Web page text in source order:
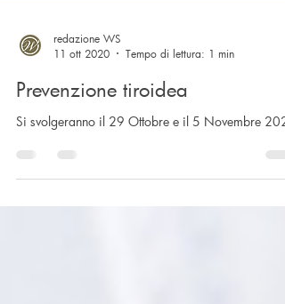
11 ott 2020
Tempo di lettura: 1 min
Prevenzione tiroidea
Si svolgeranno il 29 Ottobre e il 5 Novembre